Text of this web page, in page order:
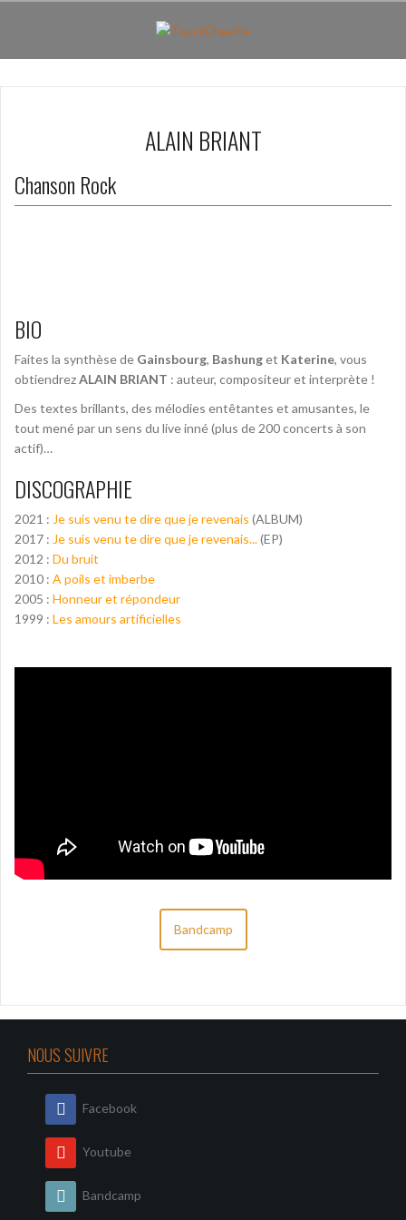
ALAIN BRIANT
Chanson Rock
BIO
Faites la synthèse de Gainsbourg, Bashunget Katerine, vous
obtiendrezALAIN BRIANT : auteur, compositeur et interprète !
Des textes brillants, des mélodies entêtantes et amusantes, le
tout mené par un sens du live inné (plus de 200 concerts à son
actif)…
DISCOGRAPHIE
2021 : Je suis venu te dire que je revenais (ALBUM)
2017 : Je suis venu te dire que je revenais...(EP)
2012 : Du bruit
2010 : A poils et imberbe
2005 : Honneur et répondeur
1999 : Les amours artificielles
Bandcamp
NOUS SUIVRE
Facebook
Youtube
Bandcamp